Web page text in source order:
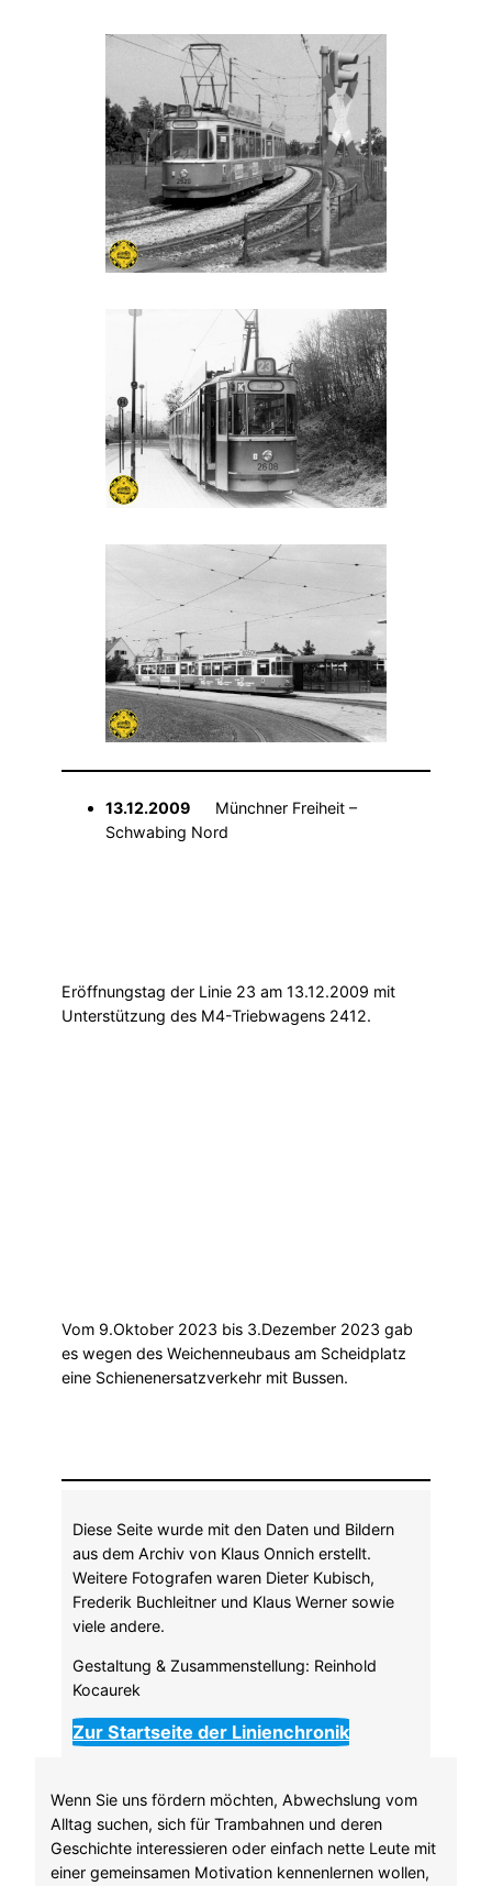
13.12.2009
Münchner Freiheit –
Schwabing Nord
Eröffnungstag der Linie 23 am 13.12.2009 mit
Unterstützung des M4-Triebwagens 2412.
Vom 9.Oktober 2023 bis 3.Dezember 2023 gab
es wegen des Weichenneubaus am Scheidplatz
eine Schienenersatzverkehr mit Bussen.
Diese Seite wurde mit den Daten und Bildern
aus dem Archiv von Klaus Onnich erstellt.
Weitere Fotografen waren Dieter Kubisch,
Frederik Buchleitner und Klaus Werner sowie
viele andere.
Gestaltung & Zusammenstellung: Reinhold
Kocaurek
Zur Startseite der Linienchronik
Wenn Sie uns fördern möchten, Abwechslung vom
Alltag suchen, sich für Trambahnen und deren
Geschichte interessieren oder einfach nette Leute mit
einer gemeinsamen Motivation kennenlernen wollen,